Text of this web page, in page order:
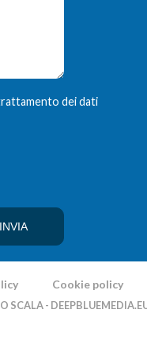
dei dati
Cookie policy
SCALA -